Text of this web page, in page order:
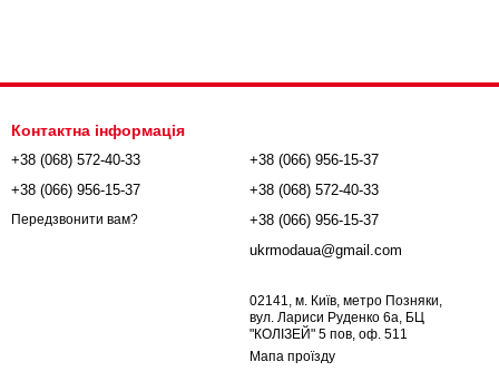
Контактна інформація
+38 (068) 572-40-33
+38 (066) 956-15-37
Передзвонити вам?
+38 (066) 956-15-37
+38 (068) 572-40-33
+38 (066) 956-15-37
ukrmodaua@gmail.com
02141, м. Київ, метро Позняки,
вул. Лариси Руденко 6а, БЦ
"КОЛІЗЕЙ" 5 пов, оф. 511
Мапа проїзду